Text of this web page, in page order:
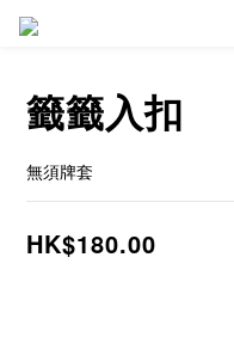
籤籤入扣
無須牌套
HK$180.00